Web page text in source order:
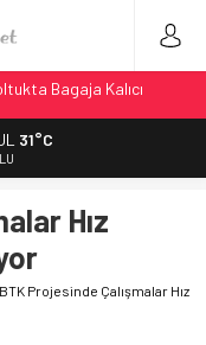
Bagaja Kalıcı
Yenileme: Sol Tüneli
Hedef 730 km’ye
Šumava Seferlerine
Bakım: Tren Seferleri
31°C
Hız
BTK Projesinde Çalışmalar Hız